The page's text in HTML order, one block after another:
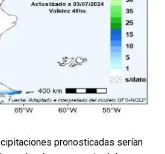
pronosticadas serían